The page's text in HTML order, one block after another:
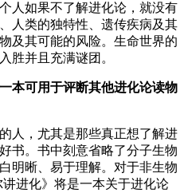
人如果不了解进化论，就没有
人类的独特性、遗传疾病及其
及其可能的风险。生命世界的
胜并且充满谜团。
本可用于评断其他进化论读物
人，尤其是那些真正想了解进
书。书中刻意省略了分子生物
明晰、易于理解。对于非生物
进化》将是一本关于进化论